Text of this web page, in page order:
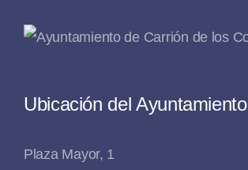
Ubicación del Ayuntamiento
Plaza Mayor, 1